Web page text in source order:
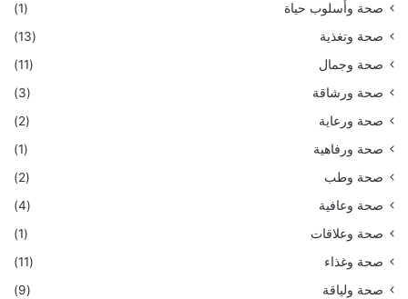
صحة وأسلوب حياة
(1)
صحة وتغذية
(13)
صحة وجمال
(11)
صحة ورشاقة
(3)
صحة ورعاية
(2)
صحة ورفاهية
(1)
صحة وطب
(2)
صحة وعافية
(4)
صحة وعلاقات
(1)
صحة وغذاء
(11)
صحة ولياقة
(9)